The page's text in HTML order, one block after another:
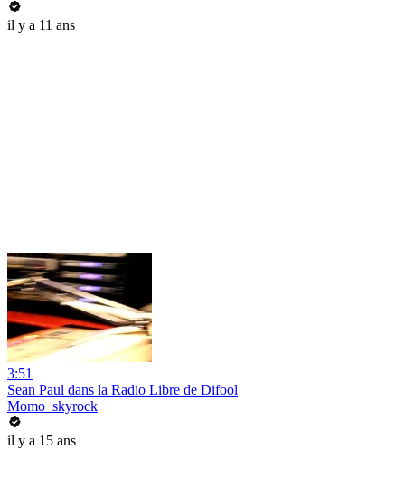
il y a 11 ans
3:51
Sean Paul dans la Radio Libre de Difool
Momo_skyrock
il y a 15 ans